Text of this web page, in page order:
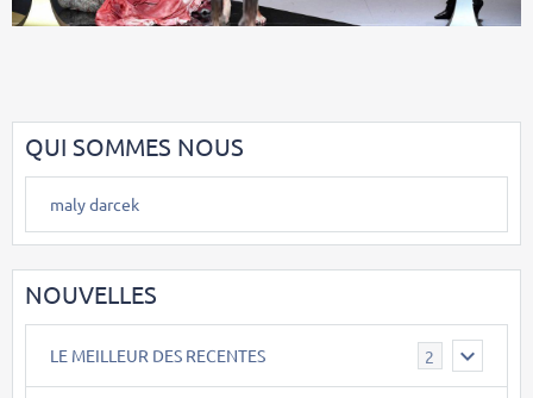
QUI SOMMES NOUS
maly darcek
NOUVELLES
LE MEILLEUR DES RECENTES 2